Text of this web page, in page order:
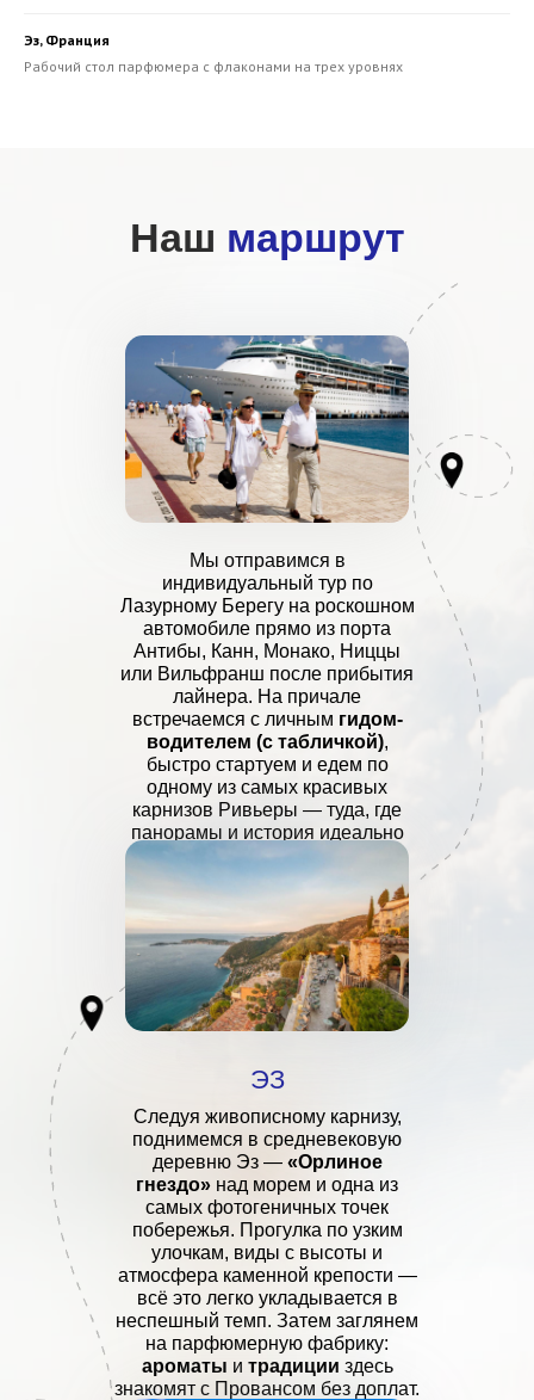
Эз, Франция
Рабочий стол парфюмера с флаконами на трех уровнях
Наш маршрут
Мы отправимся в
индивидуальный тур по
Лазурному Берегу на роскошном
автомобиле прямо из порта
Антибы, Канн, Монако, Ниццы
или Вильфранш после прибытия
лайнера. На причале
встречаемся с личным гидом-
водителем (с табличкой),
быстро стартуем и едем по
одному из самых красивых
карнизов Ривьеры — туда, где
панорамы и история идеально
складываются в один день.
ЭЗ
Следуя живописному карнизу,
поднимемся в средневековую
деревню Эз — «Орлиное
гнездо» над морем и одна из
самых фотогеничных точек
побережья. Прогулка по узким
улочкам, виды с высоты и
атмосфера каменной крепости —
всё это легко укладывается в
неспешный темп. Затем заглянем
на парфюмерную фабрику:
ароматы и традиции здесь
знакомят с Провансом без доплат.